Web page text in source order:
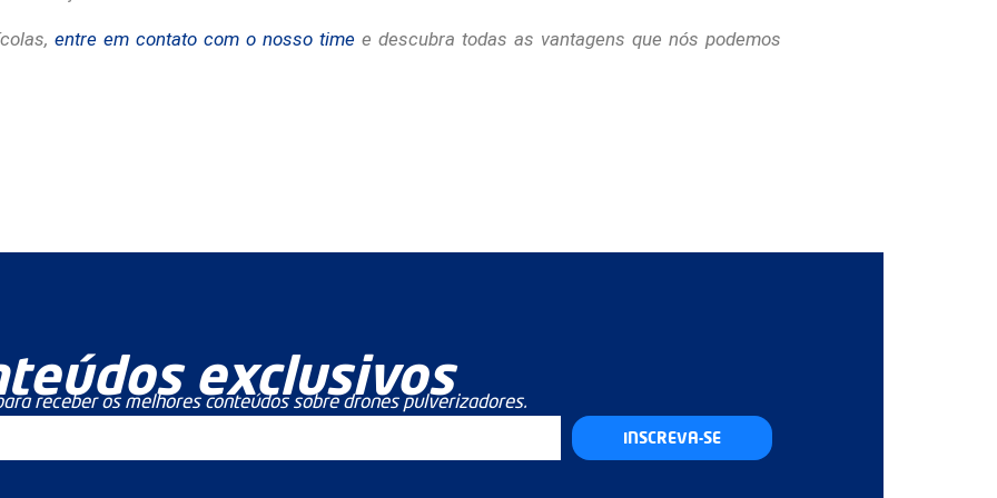
entre em contato com o nosso time e descubra todas as vantagens que nós podemos
exclusivos
receber os melhores conteúdos sobre drones pulverizadores.
INSCREVA-SE